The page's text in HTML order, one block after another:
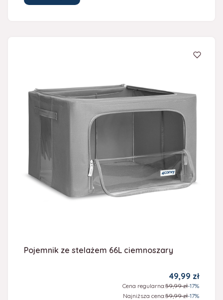
Pojemnik ze stelażem 66L ciemnoszary
Cena
49,99 zł
Cena regularna:59,99 zł-17%
Najniższa cena:59,99 zł-17%